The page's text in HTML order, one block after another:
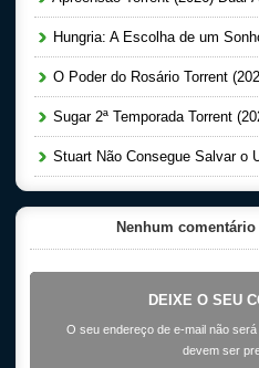
Hungria: A Escolha de um Sonho
O Poder do Rosário Torrent
Sugar 2ª Temporada Torrent
Stuart Não Consegue Salvar o Universo 1ª
Nenhum
DEIXE O SEU
O seu endereço de e-mail não
devem ser